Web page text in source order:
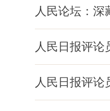
人民论坛：深
人民日报评
人民日报评